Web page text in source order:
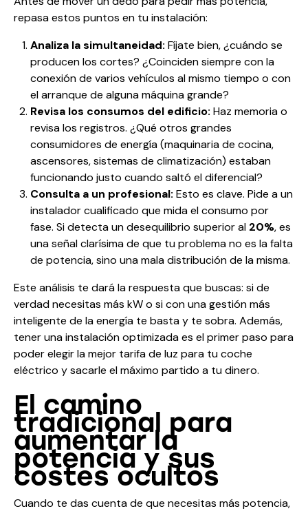
repasa estos puntos en tu instalación:
Analiza la simultaneidad: Fíjate bien, ¿cuándo se
producen los cortes? ¿Coinciden siempre con la
conexión de varios vehículos al mismo tiempo o con
el arranque de alguna máquina grande?
Revisa los consumos del edificio: Haz memoria o
revisa los registros. ¿Qué otros grandes
consumidores de energía (maquinaria de cocina,
ascensores, sistemas de climatización) estaban
funcionando justo cuando saltó el diferencial?
Consulta a un profesional: Esto es clave. Pide a un
instalador cualificado que mida el consumo por
fase. Si detecta un desequilibrio superior al 20%, es
una señal clarísima de que tu problema no es la falta
de potencia, sino una mala distribución de la misma.
Este análisis te dará la respuesta que buscas: si de
verdad necesitas más kW o si con una gestión más
inteligente de la energía te basta y te sobra. Además,
tener una instalación optimizada es el primer paso para
poder elegir la mejor tarifa de luz para tu coche
eléctrico y sacarle el máximo partido a tu dinero.
El camino
tradicional para
aumentar la
potencia y sus
costes ocultos
Cuando te das cuenta de que necesitas más potencia,